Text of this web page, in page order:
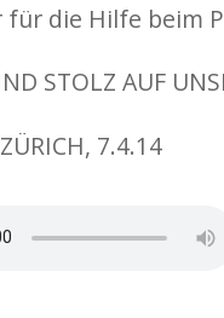
für die Hilfe beim
STOLZ AUF
7.4.14